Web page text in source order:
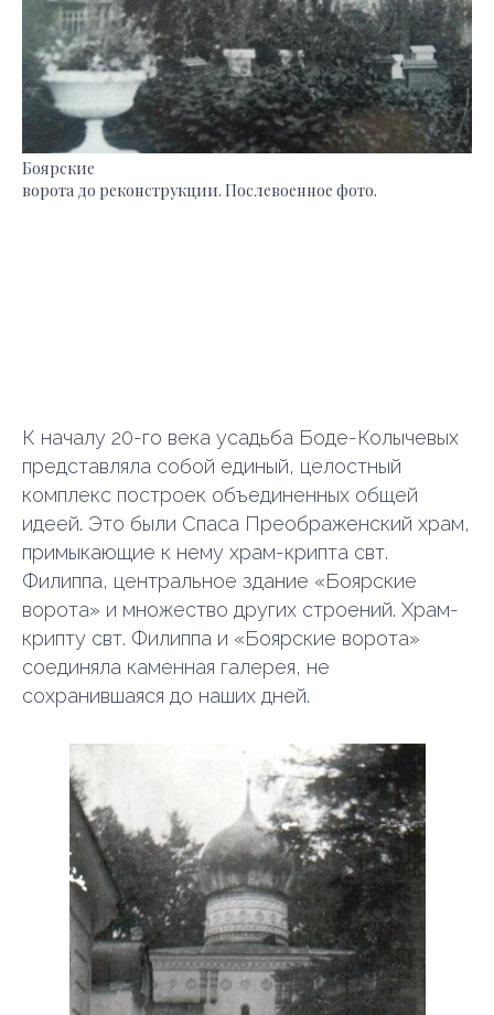
Боярские
ворота до реконструкции. Послевоенное фото.
К началу 20-го века усадьба Боде-Колычевых
представляла собой единый, целостный
комплекс построек объединенных общей
идеей. Это были Спаса Преображенский храм,
примыкающие к нему храм-крипта свт.
Филиппа, центральное здание «Боярские
ворота» и множество других строений. Храм-
крипту свт. Филиппа и «Боярские ворота»
соединяла каменная галерея, не
сохранившаяся до наших дней.